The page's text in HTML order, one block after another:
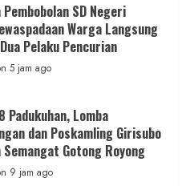
Pembobolan SD Negeri
Warga Langsung
Pelaku Pencurian
5 jam ago
Padukuhan, Lomba
dan Poskamling Girisubo
Semangat Gotong Royong
9 jam ago